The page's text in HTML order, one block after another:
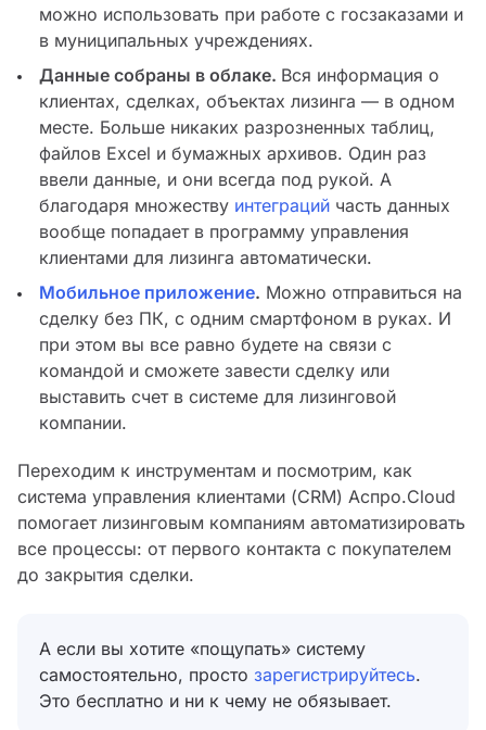
можно использовать при работе с госзаказами и
в муниципальных учреждениях.
Данные собраны в облаке. Вся информация о
клиентах, сделках, объектах лизинга — в одном
месте. Больше никаких разрозненных таблиц,
файлов Excel и бумажных архивов. Один раз
ввели данные, и они всегда под рукой. А
благодаря множеству интеграций часть данных
вообще попадает в программу управления
клиентами для лизинга автоматически.
Мобильное приложение. Можно отправиться на
сделку без ПК, с одним смартфоном в руках. И
при этом вы все равно будете на связи с
командой и сможете завести сделку или
выставить счет в системе для лизинговой
компании.
Переходим к инструментам и посмотрим, как
система управления клиентами (CRM) Аспро.Cloud
помогает лизинговым компаниям автоматизировать
все процессы: от первого контакта с покупателем
до закрытия сделки.
А если вы хотите «пощупать» систему
самостоятельно, просто зарегистрируйтесь.
Это бесплатно и ни к чему не обязывает.